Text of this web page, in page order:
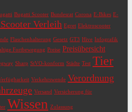
Bugatti Scooter Bundesrat Corona E-Bikes E-
Verleih Egret Elektroscooter
Flaschenhalterung Gesetz GT3 Hive Infografik
Fortbewegung Preise Preisübersicht
Sharp StVO-konform Städte Test Tier
Verkehrswende Verordnung
Versand Versicherung für
Wissen Zulassung